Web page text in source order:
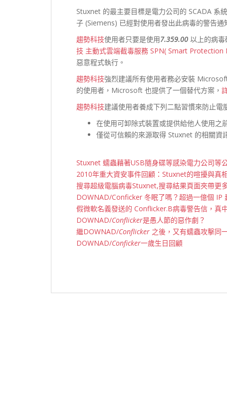
Stuxnet 的最主要目標是電力公司的 SCADA 系
子 (Siemens) 已經對使用者發出此病毒的警告通
趨勢科技使用者只要是使用7.359.00 以上的病
技 主動式雲端截毒服務 SPN( Smart Protection
惡意程式執行。
趨勢科技強烈建議所有使用者務必安裝
的使用者，Microsoft 也提供了一個替代方案，
趨勢科技建議使用者養成下列二點習慣來防止電
在使用可卸除式裝置或提供給他人使用之
僅從可信賴的來源取得 Stuxnet 的相關資
Stuxnet 蠕蟲藉著USB隨身碟等感染電力公司等
2010年重大資安事件回顧：Stuxnet的喧擾與真
搜尋超級電腦病毒Stuxnet,搜尋結果頁面夾帶更
DOWNAD/Conficker 冬眠了嗎？超過一億個 IP
假微軟名義發送的 Conflicker.B病毒警告信，真
DOWNAD/Conflicker是愚人節的惡作劇？
繼DOWNAD/Conflicker 之後，又有蠕蟲攻擊同
DOWNAD/Conficker一歲生日回顧